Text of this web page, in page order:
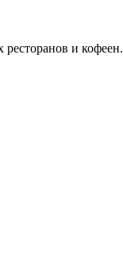
ресторанов и кофеен.